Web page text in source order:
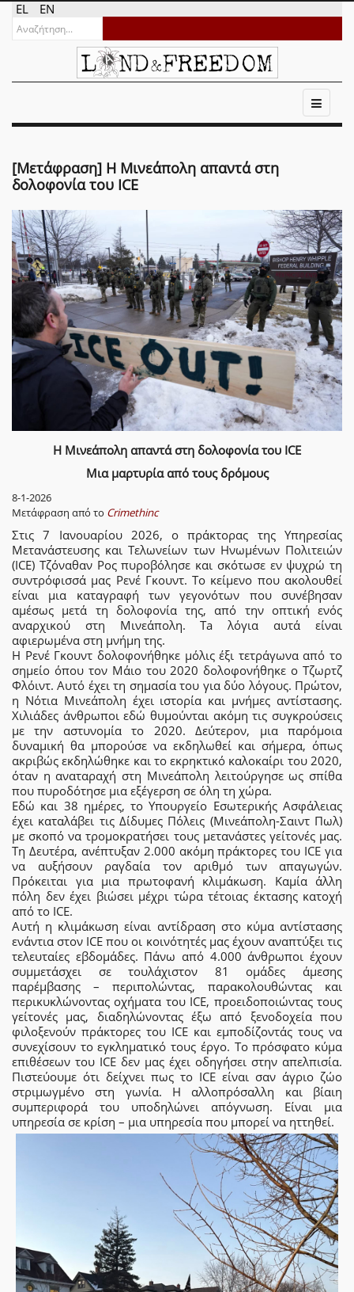
EL EN
[Μετάφραση] Η Μινεάπολη απαντά στη
δολοφονία του ICE
Η Μινεάπολη απαντά στη δολοφονία του ICE
Μια μαρτυρία από τους δρόμους
8-1-2026
Μετάφραση από το Crimethinc
Στις 7 Ιανουαρίου 2026, ο πράκτορας της Υπηρεσίας
Μετανάστευσης και Τελωνείων των Ηνωμένων Πολιτειών
(ICE) Τζόναθαν Ρος πυροβόλησε και σκότωσε εν ψυχρώ τη
συντρόφισσά μας Ρενέ Γκουντ. Το κείμενο που ακολουθεί
είναι μια καταγραφή των γεγονότων που συνέβησαν
αμέσως μετά τη δολοφονία της, από την οπτική ενός
αναρχικού στη Μινεάπολη. Ta λόγια αυτά είναι
αφιερωμένα στη μνήμη της.
Η Ρενέ Γκουντ δολοφονήθηκε μόλις έξι τετράγωνα από το
σημείο όπου τον Μάιο του 2020 δολοφονήθηκε ο Τζωρτζ
Φλόιντ. Αυτό έχει τη σημασία του για δύο λόγους. Πρώτον,
η Νότια Μινεάπολη έχει ιστορία και μνήμες αντίστασης.
Χιλιάδες άνθρωποι εδώ θυμούνται ακόμη τις συγκρούσεις
με την αστυνομία το 2020. Δεύτερον, μια παρόμοια
δυναμική θα μπορούσε να εκδηλωθεί και σήμερα, όπως
ακριβώς εκδηλώθηκε και το εκρηκτικό καλοκαίρι του 2020,
όταν η αναταραχή στη Μινεάπολη λειτούργησε ως σπίθα
που πυροδότησε μια εξέγερση σε όλη τη χώρα.
Εδώ και 38 ημέρες, το Υπουργείο Εσωτερικής Ασφάλειας
έχει καταλάβει τις Δίδυμες Πόλεις (Μινεάπολη-Σαιντ Πωλ)
με σκοπό να τρομοκρατήσει τους μετανάστες γείτονές μας.
Τη Δευτέρα, ανέπτυξαν 2.000 ακόμη πράκτορες του ICE για
να αυξήσουν ραγδαία τον αριθμό των απαγωγών.
Πρόκειται για μια πρωτοφανή κλιμάκωση. Καμία άλλη
πόλη δεν έχει βιώσει μέχρι τώρα τέτοιας έκτασης κατοχή
από το ICE.
Αυτή η κλιμάκωση είναι αντίδραση στο κύμα αντίστασης
ενάντια στον ICE που οι κοινότητές μας έχουν αναπτύξει τις
τελευταίες εβδομάδες. Πάνω από 4.000 άνθρωποι έχουν
συμμετάσχει σε τουλάχιστον 81 ομάδες άμεσης
παρέμβασης – περιπολώντας, παρακολουθώντας και
περικυκλώνοντας οχήματα του ICE, προειδοποιώντας τους
γείτονές μας, διαδηλώνοντας έξω από ξενοδοχεία που
φιλοξενούν πράκτορες του ICE και εμποδίζοντάς τους να
συνεχίσουν το εγκληματικό τους έργο. Το πρόσφατο κύμα
επιθέσεων του ICE δεν μας έχει οδηγήσει στην απελπισία.
Πιστεύουμε ότι δείχνει πως το ICE είναι σαν άγριο ζώο
στριμωγμένο στη γωνία. Η αλλοπρόσαλλη και βίαιη
συμπεριφορά του υποδηλώνει απόγνωση. Είναι μια
υπηρεσία σε κρίση – μια υπηρεσία που μπορεί να ηττηθεί.